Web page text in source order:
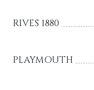
RIVES 1880
PLAYMOUTH